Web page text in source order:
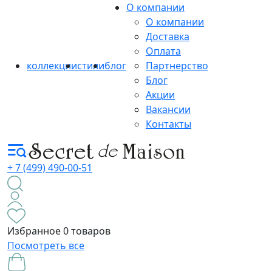
коллекциистилиблог
О компании
О компании
Доставка
Оплата
Партнерство
Блог
Акции
Вакансии
Контакты
+ 7 (499) 490-00-51
Избранное0 товаров
Посмотреть все